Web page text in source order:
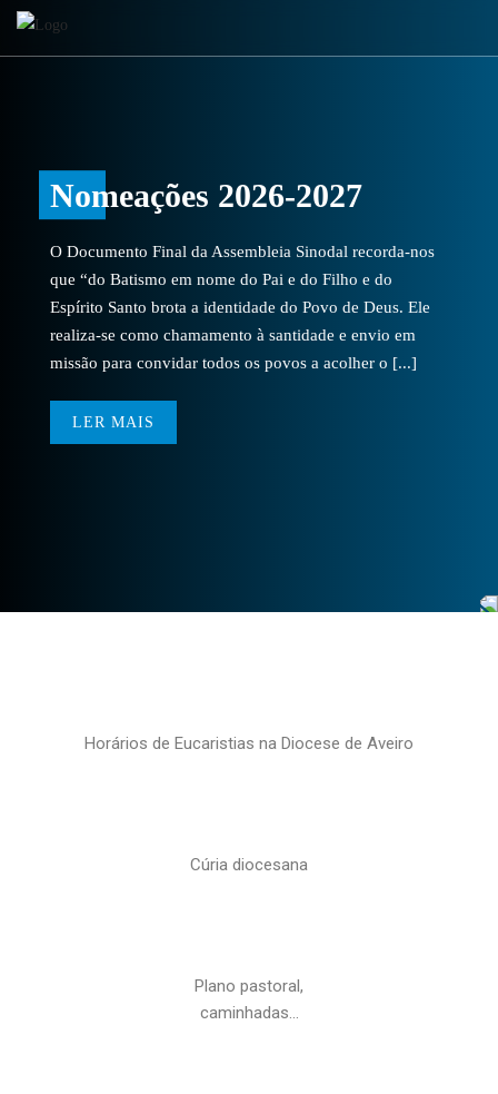
Nomeações 2026-2027
O Documento Final da Assembleia Sinodal recorda-nos
que “do Batismo em nome do Pai e do Filho e do
Espírito Santo brota a identidade do Povo de Deus. Ele
realiza-se como chamamento à santidade e envio em
missão para convidar todos os povos a acolher o [...]
LER MAIS
Horários de Eucaristias na Diocese de Aveiro
Cúria diocesana
Plano pastoral,
caminhadas…